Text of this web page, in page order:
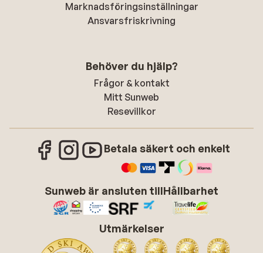
Marknadsföringsinställningar
Ansvarsfriskrivning
Behöver du hjälp?
Frågor & kontakt
Mitt Sunweb
Resevillkor
Betala säkert och enkelt
Sunweb är ansluten tillHållbarhet
Utmärkelser